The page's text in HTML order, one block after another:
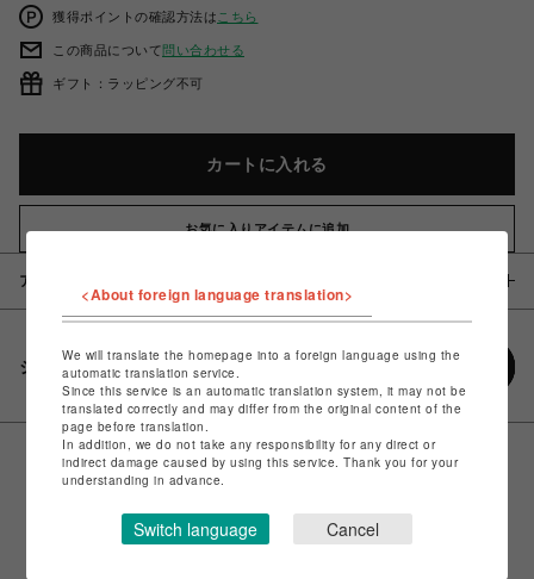
獲得ポイントの確認方法は こちら
この商品について問い合わせる
ギフト：ラッピング不可
カートに入れる
お気に入りアイテムに追加
アイテム説明 / 素材
シェアする
<About foreign language translation>
We will translate the homepage into a foreign language using the
automatic translation service.
Since this service is an automatic translation system, it may not be
translated correctly and may differ from the original content of the
page before translation.
In addition, we do not take any responsibility for any direct or
indirect damage caused by using this service. Thank you for your
understanding in advance.
Switch language Cancel